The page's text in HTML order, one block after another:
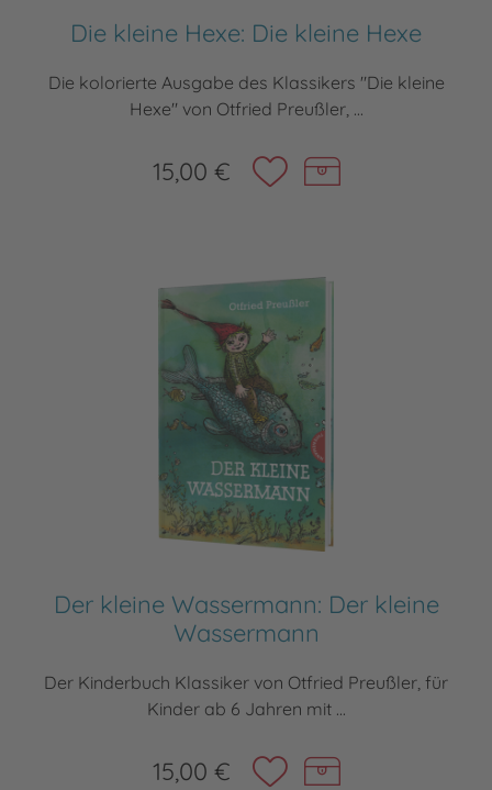
Die kleine Hexe: Die kleine Hexe
Die kolorierte Ausgabe des Klassikers "Die kleine
Hexe" von Otfried Preußler, ...
15,00 €
Der kleine Wassermann: Der kleine
Wassermann
Der Kinderbuch Klassiker von Otfried Preußler, für
Kinder ab 6 Jahren mit ...
15,00 €